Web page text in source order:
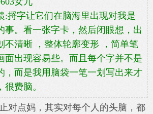
:捋字让它们在脑海里出现对我是
事。看一张字卡，然后闭眼想，出
不清晰 ，整体轮廓变形 ，简单笔
面出现容易些。而且每个字并不是
，而是我用脑袋一笔一划写出来才
费脑。
对点妈，其实对每个人的头脑，都